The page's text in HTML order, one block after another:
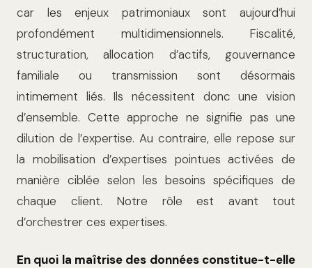
car les enjeux patrimoniaux sont aujourd’hui
profondément multidimensionnels. Fiscalité,
structuration, allocation d’actifs, gouvernance
familiale ou transmission sont désormais
intimement liés. Ils nécessitent donc une vision
d’ensemble. Cette approche ne signifie pas une
dilution de l’expertise. Au contraire, elle repose sur
la mobilisation d’expertises pointues activées de
manière ciblée selon les besoins spécifiques de
chaque client. Notre rôle est avant tout
d’orchestrer ces expertises.
En quoi la maîtrise des données constitue-t-elle